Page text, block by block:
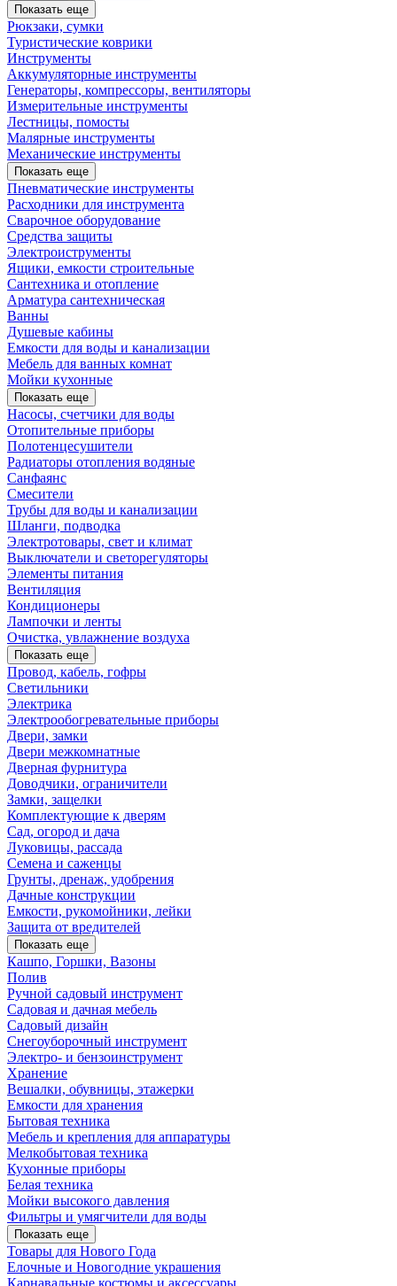
Показать еще
Рюкзаки, сумки
Туристические коврики
Инструменты
Аккумуляторные инструменты
Генераторы, компрессоры, вентиляторы
Измерительные инструменты
Лестницы, помосты
Малярные инструменты
Механические инструменты
Показать еще
Пневматические инструменты
Расходники для инструмента
Сварочное оборудование
Средства защиты
Электроиструменты
Ящики, емкости строительные
Сантехника и отопление
Арматура сантехническая
Ванны
Душевые кабины
Емкости для воды и канализации
Мебель для ванных комнат
Мойки кухонные
Показать еще
Насосы, счетчики для воды
Отопительные приборы
Полотенцесушители
Радиаторы отопления водяные
Санфаянс
Смесители
Трубы для воды и канализации
Шланги, подводка
Электротовары, свет и климат
Выключатели и светорегуляторы
Элементы питания
Вентиляция
Кондиционеры
Лампочки и ленты
Очистка, увлажнение воздуха
Показать еще
Провод, кабель, гофры
Светильники
Электрика
Электрообогревательные приборы
Двери, замки
Двери межкомнатные
Дверная фурнитура
Доводчики, ограничители
Замки, защелки
Комплектующие к дверям
Сад, огород и дача
Луковицы, рассада
Семена и саженцы
Грунты, дренаж, удобрения
Дачные конструкции
Емкости, рукомойники, лейки
Защита от вредителей
Показать еще
Кашпо, Горшки, Вазоны
Полив
Ручной садовый инструмент
Садовая и дачная мебель
Садовый дизайн
Снегоуборочный инструмент
Электро- и бензоинструмент
Хранение
Вешалки, обувницы, этажерки
Емкости для хранения
Бытовая техника
Мебель и крепления для аппаратуры
Мелкобытовая техника
Кухонные приборы
Белая техника
Мойки высокого давления
Фильтры и умягчители для воды
Показать еще
Товары для Нового Года
Елочные и Новогодние украшения
Карнавальные костюмы и аксессуары